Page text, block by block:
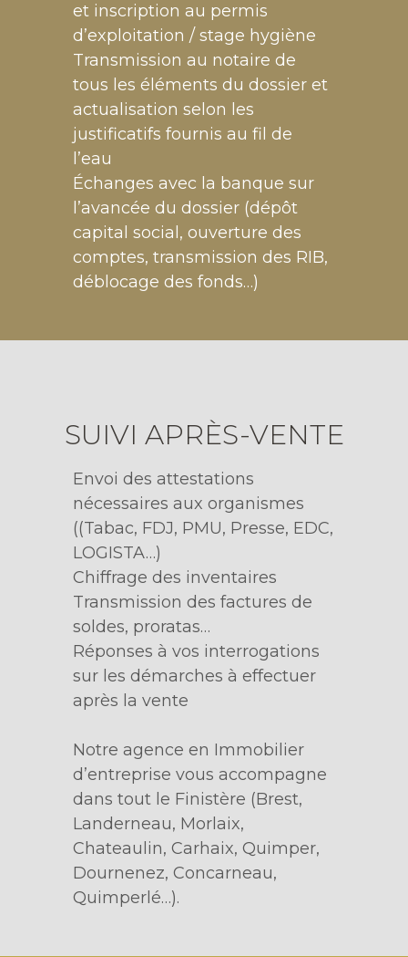
et inscription au permis
d’exploitation / stage hygiène
Transmission au notaire de
tous les éléments du dossier et
actualisation selon les
justificatifs fournis au fil de
l’eau
Échanges avec la banque sur
l’avancée du dossier (dépôt
capital social, ouverture des
comptes, transmission des RIB,
déblocage des fonds…)
SUIVI APRÈS-VENTE
Envoi des attestations
nécessaires aux organismes
((Tabac, FDJ, PMU, Presse, EDC,
LOGISTA…)
Chiffrage des inventaires
Transmission des factures de
soldes, proratas…
Réponses à vos interrogations
sur les démarches à effectuer
après la vente
Notre agence en Immobilier
d’entreprise vous accompagne
dans tout le Finistère (Brest,
Landerneau, Morlaix,
Chateaulin, Carhaix, Quimper,
Dournenez, Concarneau,
Quimperlé…).